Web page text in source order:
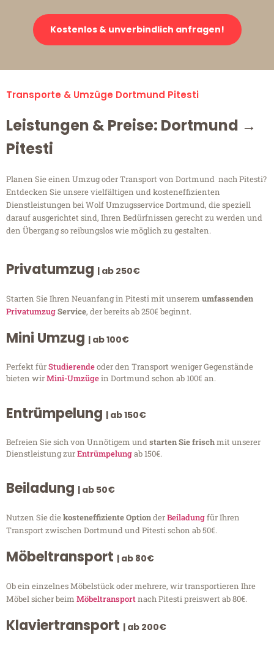
Kostenlos & unverbindlich anfragen!
Transporte & Umzüge Dortmund Pitesti
Leistungen & Preise: Dortmund →
Pitesti
Planen Sie einen Umzug oder Transport von Dortmund nach Pitesti?
Entdecken Sie unsere vielfältigen und kosteneffizienten
Dienstleistungen bei Wolf Umzugsservice Dortmund, die speziell
darauf ausgerichtet sind, Ihren Bedürfnissen gerecht zu werden und
den Übergang so reibungslos wie möglich zu gestalten.
Privatumzug | ab 250€
Starten Sie Ihren Neuanfang in Pitesti mit unserem umfassenden
PrivatumzugService, der bereits ab 250€ beginnt.
Mini Umzug | ab 100€
Perfekt fürStudierendeoder den Transport weniger Gegenstände
bieten wirMini-Umzügein Dortmund schon ab 100€ an.
Entrümpelung | ab 150€
Befreien Sie sich von Unnötigem undstarten Sie frischmit unserer
Dienstleistung zurEntrümpelungab 150€.
Beiladung | ab 50€
Nutzen Sie diekosteneffiziente OptionderBeiladungfür Ihren
Transport zwischen Dortmund und Pitesti schon ab 50€.
Möbeltransport | ab 80€
Ob ein einzelnes Möbelstück oder mehrere, wir transportieren Ihre
Möbel sicher beim Möbeltransportnach Pitesti preiswert ab 80€.
Klaviertransport | ab 200€